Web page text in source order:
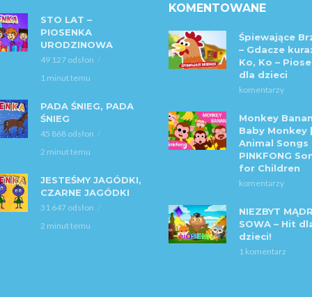
STO LAT –
PIOSENKA
URODZINOWA
49 127 odsłon
1 minut temu
PADA ŚNIEG, PADA
ŚNIEG
45 868 odsłon
2 minut temu
JESTEŚMY JAGÓDKI,
CZARNE JAGÓDKI
31 647 odsłon
2 minut temu
KOMENTOWANE
Śpiewające
– Gdacze
Ko, Ko –
dla dzieci
komentarzy
Monkey
Baby Monkey |
Animal Songs
PINKFONG
for Children
komentarzy
NIEZBYT
SOWA – Hit
dzieci!
1 komentarz